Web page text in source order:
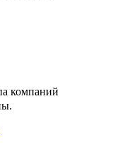
компаний